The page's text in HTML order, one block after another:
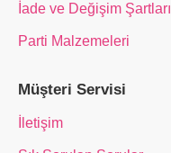
İade ve Değişim Şartları
Parti Malzemeleri
Müşteri Servisi
İletişim